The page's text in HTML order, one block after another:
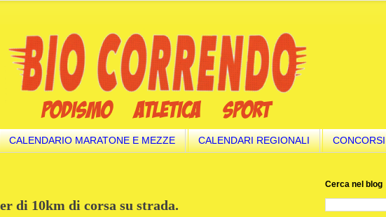
CALENDARIO MARATONE E MEZZE CALENDARI REGIONALI CONCORSI
di 10km di corsa su strada.
Cerca nel blog